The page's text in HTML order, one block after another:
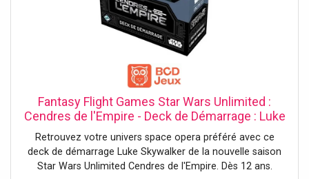
Fantasy Flight Games Star Wars Unlimited :
Cendres de l'Empire - Deck de Démarrage : Luke
Retrouvez votre univers space opera préféré avec ce
deck de démarrage Luke Skywalker de la nouvelle saison
Star Wars Unlimited Cendres de l'Empire. Dès 12 ans.